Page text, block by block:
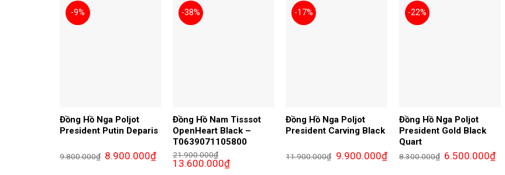
-9%
Đồng Hồ Nga Poljot
President Putin Deparis
9.800.000₫ Giá
gốc
8.900.000₫Giá
hiện
-38%
Đồng Hồ Nam Tisssot
OpenHeart Black –
T0639071105800
21.900.000₫
Giá
gốc
13.600.000₫Giá
-17%
Đồng Hồ Nga Poljot
President Carving Black
11.900.000₫ Giá
gốc
9.900.000₫Giá
hiện
-22%
Đồng Hồ Nga Poljot
President Gold Black
Quart
8.300.000₫ Giá
gốc
6.500.000₫Giá
hiện